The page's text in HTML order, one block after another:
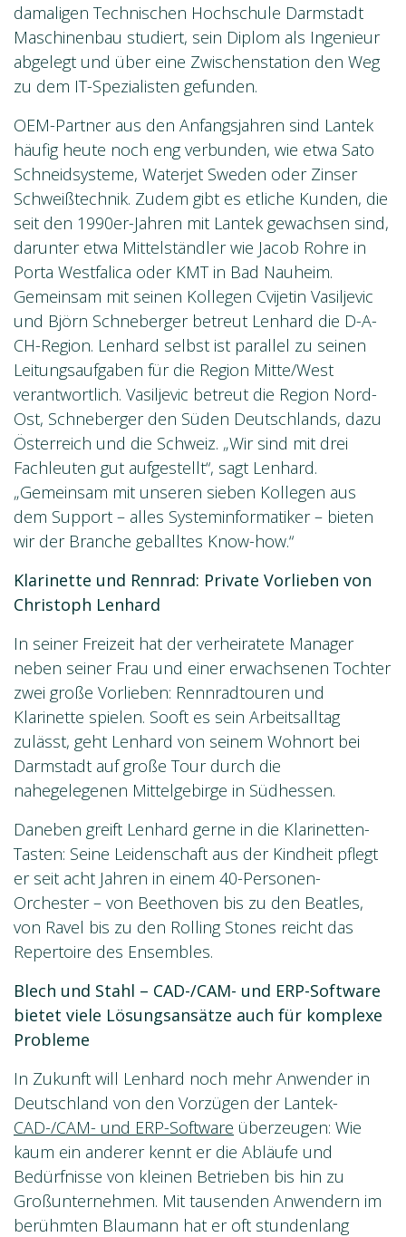
damaligen Technischen Hochschule Darmstadt
Maschinenbau studiert, sein Diplom als Ingenieur
abgelegt und über eine Zwischenstation den Weg
zu dem IT-Spezialisten gefunden.
OEM-Partner aus den Anfangsjahren sind Lantek
häufig heute noch eng verbunden, wie etwa Sato
Schneidsysteme, Waterjet Sweden oder Zinser
Schweißtechnik. Zudem gibt es etliche Kunden, die
seit den 1990er-Jahren mit Lantek gewachsen sind,
darunter etwa Mittelständler wie Jacob Rohre in
Porta Westfalica oder KMT in Bad Nauheim.
Gemeinsam mit seinen Kollegen Cvijetin Vasiljevic
und Björn Schneberger betreut Lenhard die D-A-
CH-Region. Lenhard selbst ist parallel zu seinen
Leitungsaufgaben für die Region Mitte/West
verantwortlich. Vasiljevic betreut die Region Nord-
Ost, Schneberger den Süden Deutschlands, dazu
Österreich und die Schweiz. „Wir sind mit drei
Fachleuten gut aufgestellt“, sagt Lenhard.
„Gemeinsam mit unseren sieben Kollegen aus
dem Support – alles Systeminformatiker – bieten
wir der Branche geballtes Know-how.“
Klarinette und Rennrad: Private Vorlieben von
Christoph Lenhard
In seiner Freizeit hat der verheiratete Manager
neben seiner Frau und einer erwachsenen Tochter
zwei große Vorlieben: Rennradtouren und
Klarinette spielen. Sooft es sein Arbeitsalltag
zulässt, geht Lenhard von seinem Wohnort bei
Darmstadt auf große Tour durch die
nahegelegenen Mittelgebirge in Südhessen.
Daneben greift Lenhard gerne in die Klarinetten-
Tasten: Seine Leidenschaft aus der Kindheit pflegt
er seit acht Jahren in einem 40-Personen-
Orchester – von Beethoven bis zu den Beatles,
von Ravel bis zu den Rolling Stones reicht das
Repertoire des Ensembles.
Blech und Stahl – CAD-/CAM- und ERP-Software
bietet viele Lösungsansätze auch für komplexe
Probleme
In Zukunft will Lenhard noch mehr Anwender in
Deutschland von den Vorzügen der Lantek-
CAD-/CAM- und ERP-Software überzeugen: Wie
kaum ein anderer kennt er die Abläufe und
Bedürfnisse von kleinen Betrieben bis hin zu
Großunternehmen. Mit tausenden Anwendern im
berühmten Blaumann hat er oft stundenlang